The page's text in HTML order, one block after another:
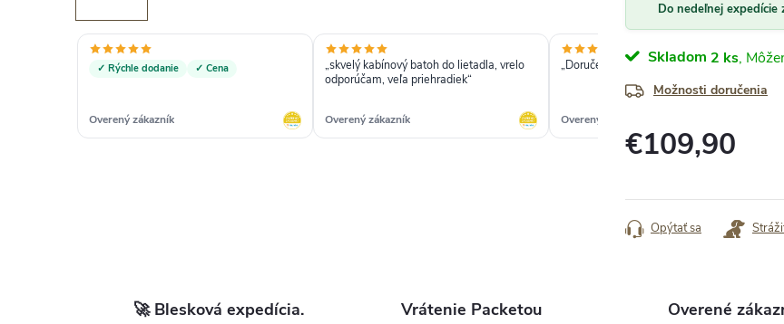
✓ Rýchle dodanie ✓ Cena
Overený zákazník
„skvelý kabínový batoh do lietadla, vrelo
odporúčam, veľa priehradiek“
Overený zákazník
„Doručené veľmi rýchlo a bez problémov“
Overený zákazník
Do nedeľnej expedície
Skladom 2 ks
Možnosti doručenia
€109,90
Opýtať sa
🚀 Blesková expedícia. Vrátenie Packetou Overené